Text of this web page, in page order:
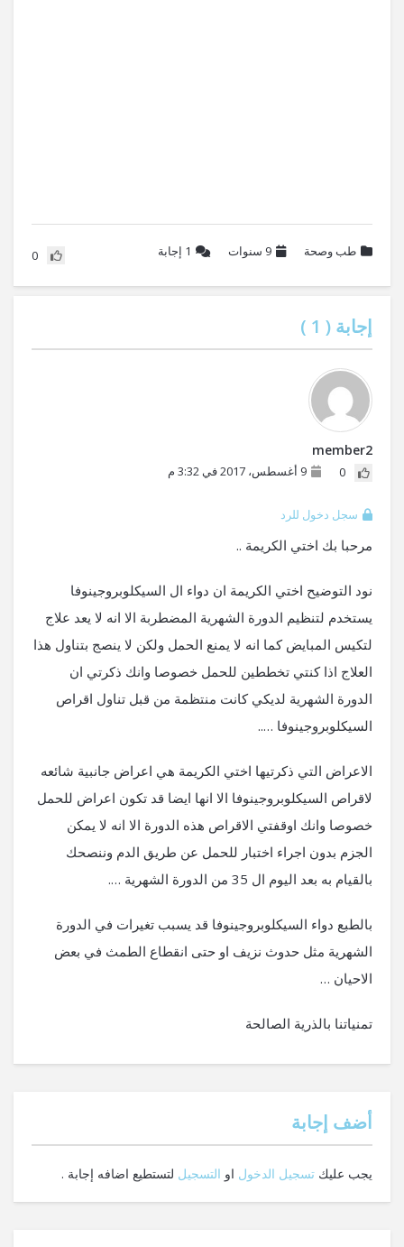
طب وصحة 9 سنوات 1 إجابة 0
إجابة ( 1
)
member2
0 9 أغسطس، 2017 في 3:32 م
سجل دخول للرد
مرحبا بك اختي الكريمة ..
نود التوضيح اختي الكريمة ان دواء ال السيكلوبروجينوفا
يستخدم لتنظيم الدورة الشهرية المضطربة الا انه لا يعد علاج
لتكيس المبايض كما انه لا يمنع الحمل ولكن لا ينصج بتناول هذا
العلاج اذا كنتي تخططين للحمل خصوصا وانك ذكرتي ان
الدورة الشهرية لديكي كانت منتظمة من قبل تناول اقراص
السيكلوبروجينوفا …..
الاعراض التي ذكرتيها اختي الكريمة هي اعراض جانبية شائعه
لاقراص السيكلوبروجينوفا الا انها ايضا قد تكون اعراض للحمل
خصوصا وانك اوقفتي الاقراص هذه الدورة الا انه لا يمكن
الجزم بدون اجراء اختبار للحمل عن طريق الدم وننصحك
بالقيام به بعد اليوم ال 35 من الدورة الشهرية ….
بالطبع دواء السيكلوبروجينوفا قد يسبب تغيرات في الدورة
الشهرية مثل حدوث نزيف او حتى انقطاع الطمث في بعض
الاحيان …
تمنياتنا بالذرية الصالحة
‫أضف إجابة
يجب عليك تسجيل الدخول او التسجيل لتستطيع اضافه إجابة .